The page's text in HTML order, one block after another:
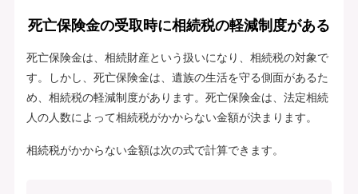
死亡保険金の受取時に相続税の軽減制度がある
死亡保険金は、相続財産という扱いになり、相続税の対象で
す。しかし、死亡保険金は、遺族の生活を守る側面があるた
め、相続税の軽減制度があります。死亡保険金は、法定相続
人の人数によって相続税がかからない金額が決まります。
相続税がかからない金額は次の式で計算できます。